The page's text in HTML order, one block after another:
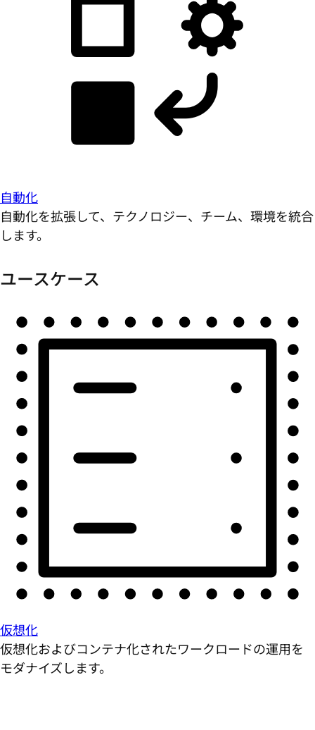
自動化
自動化を拡張して、テクノロジー、チーム、環境を統合
します。
ユースケース
仮想化
仮想化およびコンテナ化されたワークロードの運用を
モダナイズします。